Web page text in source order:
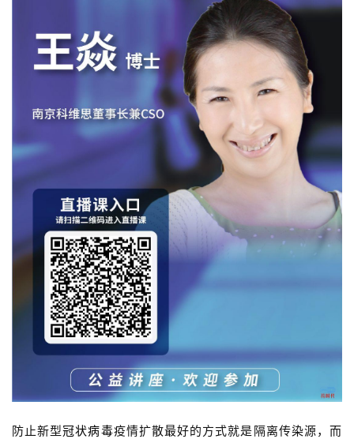
防止新型冠状病毒疫情扩散最好的方式就是隔离传染源，而